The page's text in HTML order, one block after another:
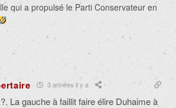
qui a propulsé le Parti Conservateur en
3 années il y a
La gauche à faillit faire élire Duhaime à